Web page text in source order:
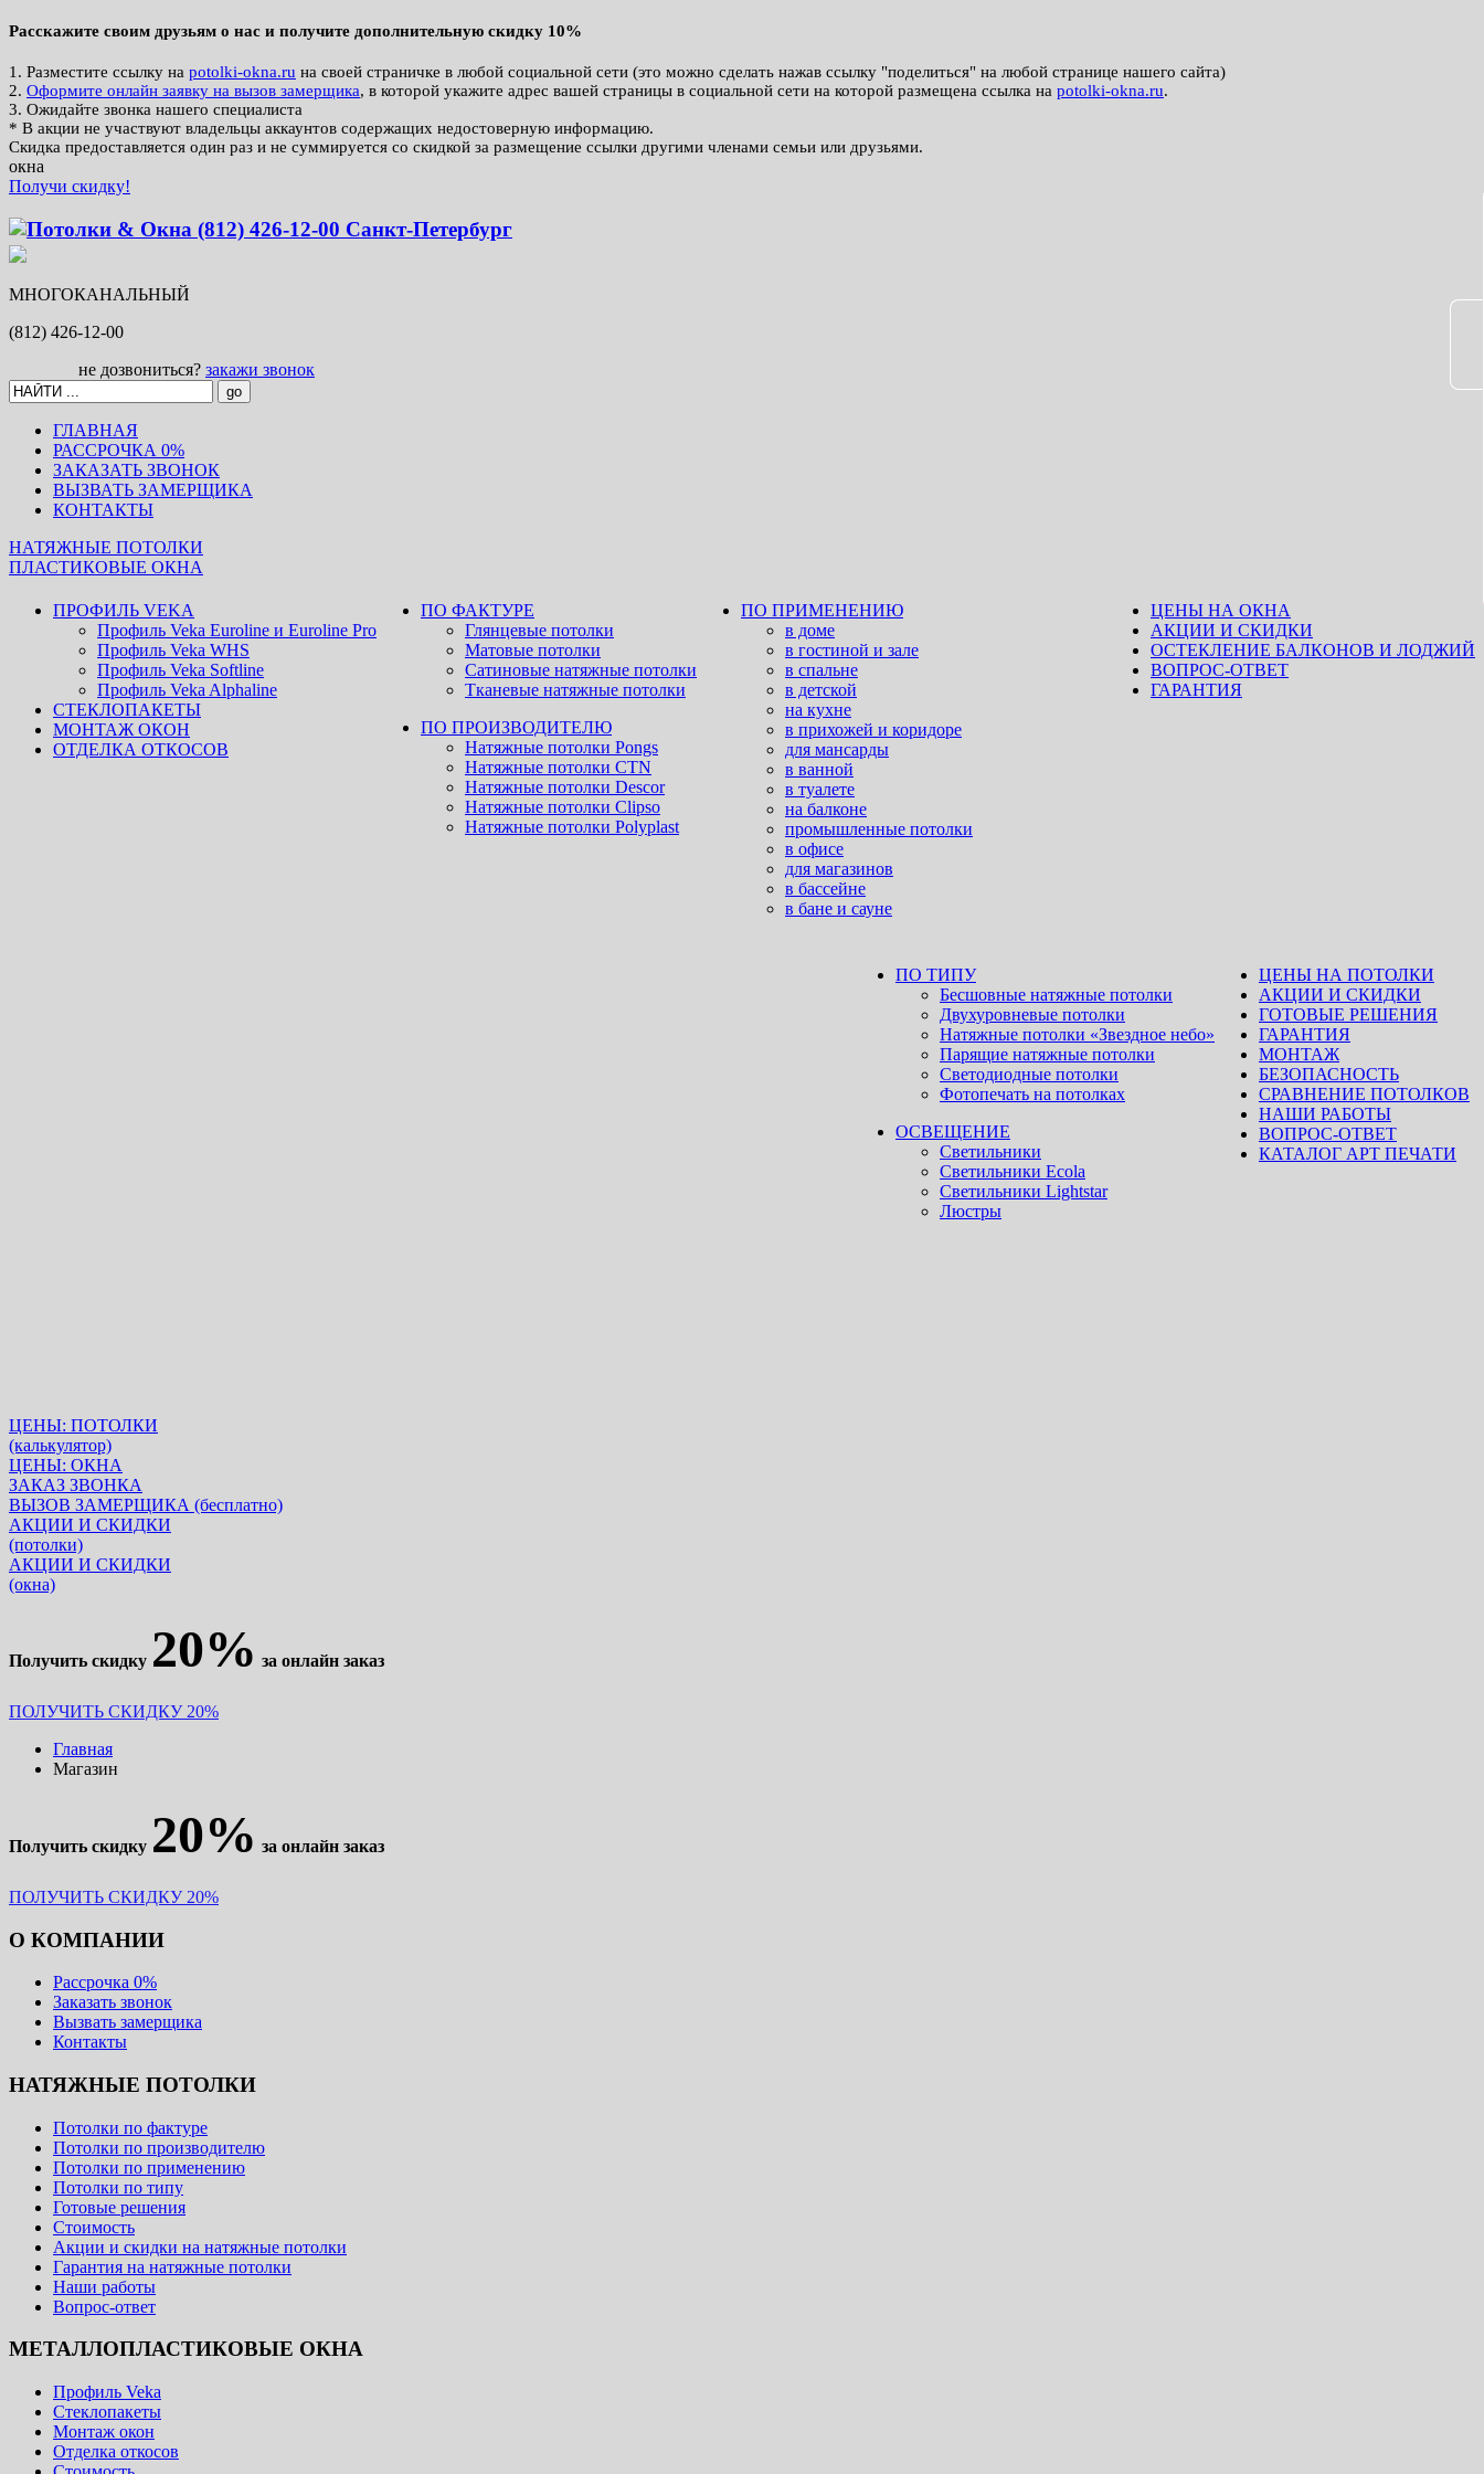
Расскажите своим друзьям о нас и получите дополнительную скидку 10%
1. Разместите ссылку на potolki-okna.ru на своей страничке в любой социальной сети (это можно сделать нажав ссылку "поделиться" на любой странице нашего сайта)
2. Оформите онлайн заявку на вызов замерщика, в которой укажите адрес вашей страницы в социальной сети на которой размещена ссылка на potolki-okna.ru.
3. Ожидайте звонка нашего специалиста
* В акции не участвуют владельцы аккаунтов содержащих недостоверную информацию.
Скидка предоставляется один раз и не суммируется со скидкой за размещение ссылки другими членами семьи или друзьями.
окна
Получи скидку!
МНОГОКАНАЛЬНЫЙ
(812) 426-12-00
не дозвониться? закажи звонок
ГЛАВНАЯ
РАССРОЧКА 0%
ЗАКАЗАТЬ ЗВОНОК
ВЫЗВАТЬ ЗАМЕРЩИКА
КОНТАКТЫ
НАТЯЖНЫЕ ПОТОЛКИ
ПЛАСТИКОВЫЕ ОКНА
ПРОФИЛЬ VEKA
Профиль Veka Euroline и Eurоline Pro
Профиль Veka WHS
Профиль Veka Softline
Профиль Veka Alphaline
СТЕКЛОПАКЕТЫ
МОНТАЖ ОКОН
ОТДЕЛКА ОТКОСОВ
ЦЕНЫ НА ОКНА
АКЦИИ И СКИДКИ
ОСТЕКЛЕНИЕ БАЛКОНОВ И ЛОДЖИЙ
ВОПРОС-ОТВЕТ
ГАРАНТИЯ
ПО ФАКТУРЕ
Глянцевые потолки
Матовые потолки
Сатиновые натяжные потолки
Тканевые натяжные потолки
ПО ПРОИЗВОДИТЕЛЮ
Натяжные потолки Pongs
Натяжные потолки CTN
Натяжные потолки Descor
Натяжные потолки Clipso
Натяжные потолки Polyplast
ПО ПРИМЕНЕНИЮ
в доме
в гостиной и зале
в спальне
в детской
на кухне
в прихожей и коридоре
для мансарды
в ванной
в туалете
на балконе
промышленные потолки
в офисе
для магазинов
в бассейне
в бане и сауне
ПО ТИПУ
Бесшовные натяжные потолки
Двухуровневые потолки
Натяжные потолки «Звездное небо»
Парящие натяжные потолки
Светодиодные потолки
Фотопечать на потолках
ОСВЕЩЕНИЕ
Светильники
Светильники Ecola
Светильники Lightstar
Люстры
ЦЕНЫ НА ПОТОЛКИ
АКЦИИ И СКИДКИ
ГОТОВЫЕ РЕШЕНИЯ
ГАРАНТИЯ
МОНТАЖ
БЕЗОПАСНОСТЬ
СРАВНЕНИЕ ПОТОЛКОВ
НАШИ РАБОТЫ
ВОПРОС-ОТВЕТ
КАТАЛОГ АРТ ПЕЧАТИ
ЦЕНЫ: ПОТОЛКИ
(калькулятор)
ЦЕНЫ: ОКНА
ЗАКАЗ ЗВОНКА
ВЫЗОВ ЗАМЕРЩИКА (бесплатно)
АКЦИИ И СКИДКИ
(потолки)
АКЦИИ И СКИДКИ
(окна)
Получить скидку 20% за онлайн заказ
ПОЛУЧИТЬ СКИДКУ 20%
Главная
Магазин
Получить скидку 20% за онлайн заказ
ПОЛУЧИТЬ СКИДКУ 20%
О КОМПАНИИ
Рассрочка 0%
Заказать звонок
Вызвать замерщика
Контакты
НАТЯЖНЫЕ ПОТОЛКИ
Потолки по фактуре
Потолки по производителю
Потолки по применению
Потолки по типу
Готовые решения
Стоимость
Акции и скидки на натяжные потолки
Гарантия на натяжные потолки
Наши работы
Вопрос-ответ
МЕТАЛЛОПЛАСТИКОВЫЕ ОКНА
Профиль Veka
Стеклопакеты
Монтаж окон
Отделка откосов